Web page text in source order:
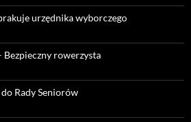
urzędnika wyborczego
Bezpieczny rowerzysta
Rady Seniorów